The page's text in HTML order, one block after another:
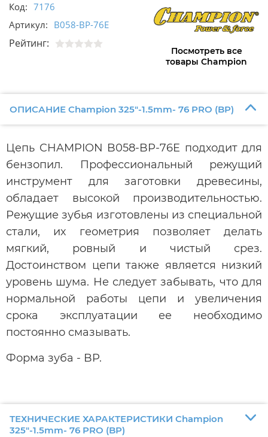
Код: 7176
Артикул: B058-BP-76E
Рейтинг:
Посмотреть все
товары Champion
ОПИСАНИЕ Champion 325"-1.5mm- 76 PRO (BP)
Цепь CHAMPION B058-BP-76E подходит для
бензопил. Профессиональный режущий
инструмент для заготовки древесины,
обладает высокой производительностью.
Режущие зубья изготовлены из специальной
стали, их геометрия позволяет делать
мягкий, ровный и чистый срез.
Достоинством цепи также является низкий
уровень шума. Не следует забывать, что для
нормальной работы цепи и увеличения
срока эксплуатации ее необходимо
постоянно смазывать.
Форма зуба - BP.
ТЕХНИЧЕСКИЕ ХАРАКТЕРИСТИКИ Champion
325"-1.5mm- 76 PRO (BP)